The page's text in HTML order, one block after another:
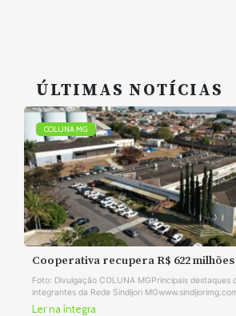
ÚLTIMAS NOTÍCIAS
COLUNA MG
Cooperativa recupera R$ 622
Foto: Divulgação COLUNA MGPrincipais destaques
integrantes da Rede Sindijori
Ler na íntegra